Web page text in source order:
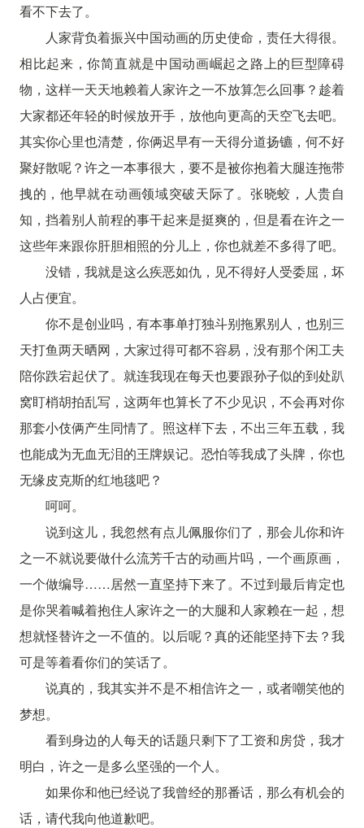
看不下去了。
人家背负着振兴中国动画的历史使命，责任大得很。
相比起来，你简直就是中国动画崛起之路上的巨型障碍
物，这样一天天地赖着人家许之一不放算怎么回事？趁着
大家都还年轻的时候放开手，放他向更高的天空飞去吧。
其实你心里也清楚，你俩迟早有一天得分道扬镳，何不好
聚好散呢？许之一本事很大，要不是被你抱着大腿连拖带
拽的，他早就在动画领域突破天际了。张晓蛟，人贵自
知，挡着别人前程的事干起来是挺爽的，但是看在许之一
这些年来跟你肝胆相照的分儿上，你也就差不多得了吧。
没错，我就是这么疾恶如仇，见不得好人受委屈，坏
人占便宜。
你不是创业吗，有本事单打独斗别拖累别人，也别三
天打鱼两天晒网，大家过得可都不容易，没有那个闲工夫
陪你跌宕起伏了。就连我现在每天也要跟孙子似的到处趴
窝盯梢胡拍乱写，这两年也算长了不少见识，不会再对你
那套小伎俩产生同情了。照这样下去，不出三年五载，我
也能成为无血无泪的王牌娱记。恐怕等我成了头牌，你也
无缘皮克斯的红地毯吧？
呵呵。
说到这儿，我忽然有点儿佩服你们了，那会儿你和许
之一不就说要做什么流芳千古的动画片吗，一个画原画，
一个做编导……居然一直坚持下来了。不过到最后肯定也
是你哭着喊着抱住人家许之一的大腿和人家赖在一起，想
想就怪替许之一不值的。以后呢？真的还能坚持下去？我
可是等着看你们的笑话了。
说真的，我其实并不是不相信许之一，或者嘲笑他的
梦想。
看到身边的人每天的话题只剩下了工资和房贷，我才
明白，许之一是多么坚强的一个人。
如果你和他已经说了我曾经的那番话，那么有机会的
话，请代我向他道歉吧。